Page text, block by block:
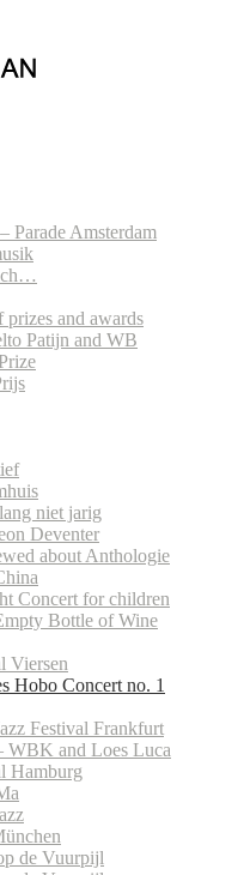
Parade Amsterdam
and awards
Patijn and WB
niet jarig
Deventer
about Anthologie
Concert for children
Bottle of Wine
Viersen
Hobo Concert no. 1
Festival Frankfurt
WBK and Loes Luca
Hamburg
de Vuurpijl